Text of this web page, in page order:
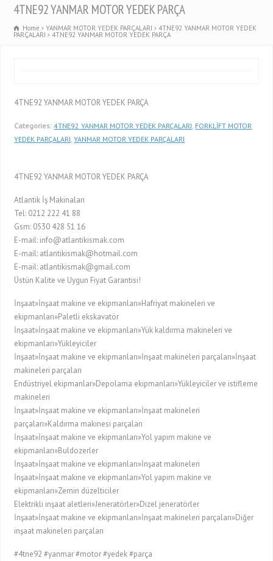
4TNE92 YANMAR MOTOR YEDEK PARÇA
Home YANMAR MOTOR YEDEK PARÇALARI 4TNE92 YANMAR MOTOR YEDEK
PARÇALARI 4TNE92 YANMAR MOTOR YEDEK PARÇA
4TNE92 YANMAR MOTOR YEDEK PARÇA
Categories: 4TNE92 YANMAR MOTOR YEDEK PARÇALARI FORKLİFT MOTOR
YEDEK PARÇALARI ,YANMAR MOTOR YEDEK PARÇALARI
4TNE92 YANMAR MOTOR YEDEK PARÇA
Atlantik İş Makinaları
Tel: 0212 222 41 88
Gsm: 0530 428 51 16
E-mail: info@atlantikismak.com
E-mail: atlantikismak@hotmail.com
E-mail: atlantikismak@gmail.com
Üstün Kalite ve Uygun Fiyat Garantisi!
İnşaat»İnşaat makine ve ekipmanları»Hafriyat makineleri ve
ekipmanları»Paletli ekskavatör
İnşaat»İnşaat makine ve ekipmanları»Yük kaldırma makineleri ve
ekipmanları»Yükleyiciler
İnşaat»İnşaat makine ve ekipmanları»İnşaat makineleri parçaları»İnşaat
makineleri parçaları
Endüstriyel ekipmanlar»Depolama ekipmanları»Yükleyiciler ve istifleme
makineleri
İnşaat»İnşaat makine ve ekipmanları»İnşaat makineleri
parçaları»Kaldırma makinesi parçaları
İnşaat»İnşaat makine ve ekipmanları»Yol yapım makine ve
ekipmanları»Buldozerler
İnşaat»İnşaat makine ve ekipmanları»İnşaat makineleri
İnşaat»İnşaat makine ve ekipmanları»Yol yapım makine ve
ekipmanları»Zemin düzelticiler
Elektrikli inşaat aletleri»Jeneratörler»Dizel jeneratörler
İnşaat»İnşaat makine ve ekipmanları»İnşaat makineleri parçaları»Diğer
inşaat makineleri parçaları
#4tne92 #yanmar #motor #yedek #parça